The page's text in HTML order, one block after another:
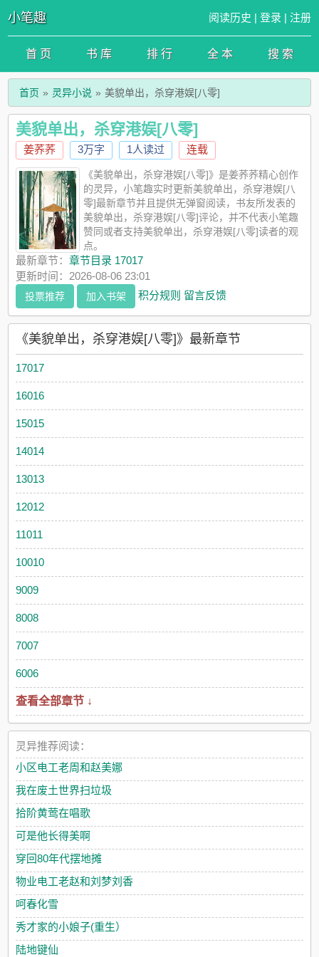
小笔趣 阅读历史 | 登录 | 注册
首 页 书 库 排 行 全 本 搜 索
首页 灵异小说 美貌单出，杀穿港娱[八零]
美貌单出，杀穿港娱[八零]
姜荞荞 3万字 1人读过 连载
《美貌单出，杀穿港娱[八零]》是姜荞荞精心创作
的灵异，小笔趣实时更新美貌单出，杀穿港娱[八
零]最新章节并且提供无弹窗阅读，书友所发表的
美貌单出，杀穿港娱[八零]评论，并不代表小笔趣
赞同或者支持美貌单出，杀穿港娱[八零]读者的观
点。
最新章节：章节目录 17017
更新时间：2026-08-06 23:01
投票推荐 加入书架 积分规则 留言反馈
《美貌单出，杀穿港娱[八零]》最新章节
17017
16016
15015
14014
13013
12012
11011
10010
9009
8008
7007
6006
查看全部章节 ↓
灵异推荐阅读：
小区电工老周和赵美娜
我在废土世界扫垃圾
拾阶黄莺在唱歌
可是他长得美啊
穿回80年代摆地摊
物业电工老赵和刘梦刘香
呵春化雪
秀才家的小娘子(重生）
陆地键仙